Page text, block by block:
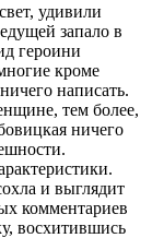
удивили
запало в
героини
кроме
написать.
тем более,
ничего
и выглядит
комментариев
восхитившись